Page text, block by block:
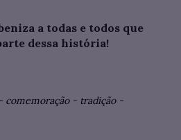
a todas e todos que
dessa história!
comemoração- tradição-